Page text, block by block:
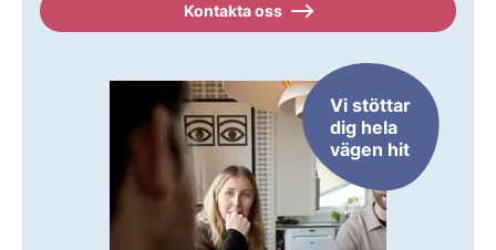
Kontakta oss
Vi stöttar
dig hela
vägen hit